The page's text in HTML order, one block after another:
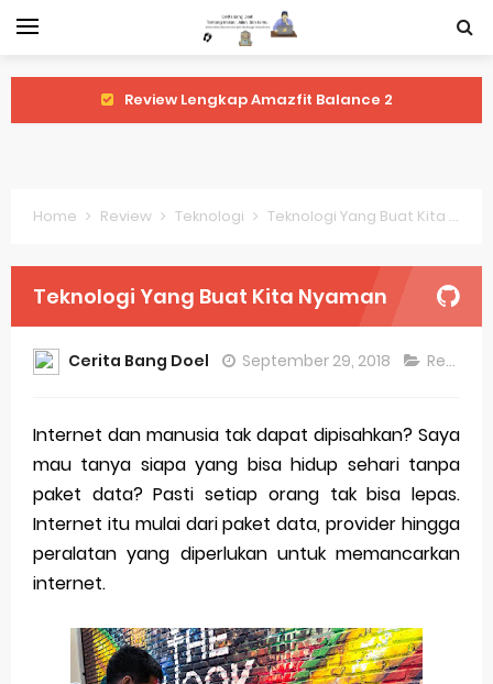
Review Lengkap Amazfit Balance 2
Review Lengkap Samsung Galaxy Watch 7
Perubahan Regulasi Merek Dagang
Sejarah Merek Dagang Terkenal
Evolusi Identitas Dagang
Review Lengkap Apple Watch Series 10
Merek Dagang dari Masa ke Masa
Perkembangan Merek Dagang Modern
Review Oppo Reno 15 Pro: Smartphone Premium
Home Review Teknologi Teknologi Yang Buat Kita Nyaman
Teknologi Yang Buat Kita Nyaman
Cerita Bang Doel September 29, 2018 Review
Internet dan manusia tak dapat dipisahkan? Saya
mau tanya siapa yang bisa hidup sehari tanpa
paket data? Pasti setiap orang tak bisa lepas.
Internet itu mulai dari paket data, provider hingga
peralatan yang diperlukan untuk memancarkan
internet.